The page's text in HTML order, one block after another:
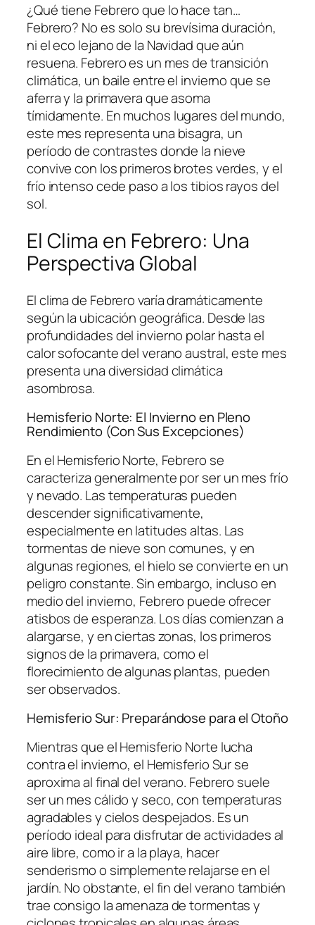
¿Qué tiene Febrero que lo hace tan…
Febrero? No es solo su brevísima duración,
ni el eco lejano de la Navidad que aún
resuena. Febrero es un mes de transición
climática, un baile entre el invierno que se
aferra y la primavera que asoma
tímidamente. En muchos lugares del mundo,
este mes representa una bisagra, un
período de contrastes donde la nieve
convive con los primeros brotes verdes, y el
frío intenso cede paso a los tibios rayos del
sol.
El Clima en Febrero: Una
Perspectiva Global
El clima de Febrero varía dramáticamente
según la ubicación geográfica. Desde las
profundidades del invierno polar hasta el
calor sofocante del verano austral, este mes
presenta una diversidad climática
asombrosa.
Hemisferio Norte: El Invierno en Pleno
Rendimiento (Con Sus Excepciones)
En el Hemisferio Norte, Febrero se
caracteriza generalmente por ser un mes frío
y nevado. Las temperaturas pueden
descender significativamente,
especialmente en latitudes altas. Las
tormentas de nieve son comunes, y en
algunas regiones, el hielo se convierte en un
peligro constante. Sin embargo, incluso en
medio del invierno, Febrero puede ofrecer
atisbos de esperanza. Los días comienzan a
alargarse, y en ciertas zonas, los primeros
signos de la primavera, como el
florecimiento de algunas plantas, pueden
ser observados.
Hemisferio Sur: Preparándose para el Otoño
Mientras que el Hemisferio Norte lucha
contra el invierno, el Hemisferio Sur se
aproxima al final del verano. Febrero suele
ser un mes cálido y seco, con temperaturas
agradables y cielos despejados. Es un
período ideal para disfrutar de actividades al
aire libre, como ir a la playa, hacer
senderismo o simplemente relajarse en el
jardín. No obstante, el fin del verano también
trae consigo la amenaza de tormentas y